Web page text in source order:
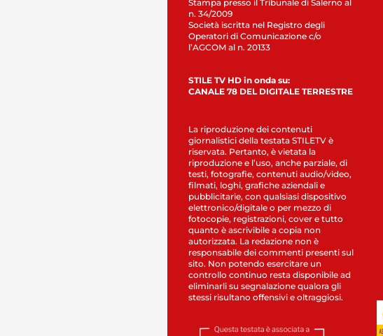
Stampa presso il Tribunale di Salerno al
n. 34/2009
Società iscritta nel Registro degli
Operatori di Comunicazione c/o
l’AGCOM al n. 20133
STILE TV HD in onda su:
CANALE 78 DEL DIGITALE TERRESTRE
La riproduzione dei contenuti
giornalistici della testata STILETV è
riservata. Pertanto, è vietata la
riproduzione e l’uso, anche parziale, di
testi, fotografie, contenuti audio/video,
filmati, loghi, grafiche aziendali e
pubblicitarie, con qualsiasi dispositivo
elettronico/digitale o per mezzo di
fotocopie, registrazioni, cover e tutto
quanto è ascrivibile a copia non
autorizzata. La redazione non è
responsabile dei commenti presenti sul
sito. Non potendo esercitare un
controllo continuo resta disponibile ad
eliminarli su segnalazione qualora gli
stessi risultano offensivi e oltraggiosi.